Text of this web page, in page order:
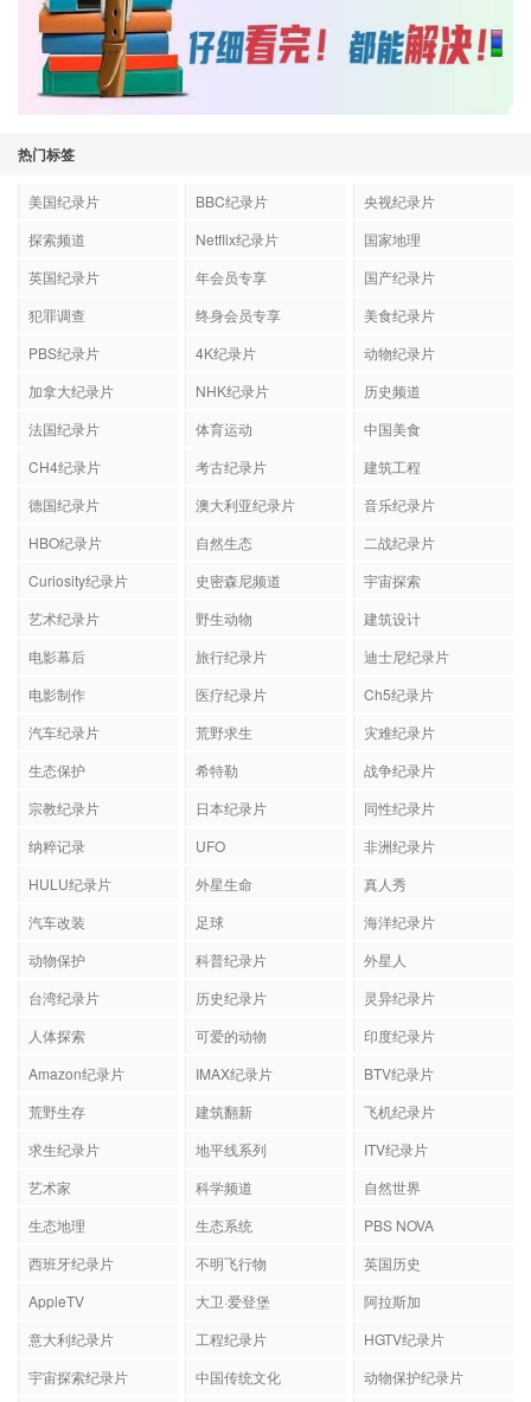
热门标签
美国纪录片 BBC纪录片
央视纪录片
探索频道
Netflix纪录片
国家地理
英国纪录片
年会员专享
国产纪录片
犯罪调查
终身会员专享
美食纪录片
PBS纪录片
4K纪录片
动物纪录片
加拿大纪录片
NHK纪录片
历史频道
法国纪录片
体育运动
中国美食
CH4纪录片
考古纪录片
建筑工程
德国纪录片
澳大利亚纪录片
音乐纪录片
HBO纪录片
自然生态
二战纪录片
Curiosity纪录片
史密森尼频道
宇宙探索
艺术纪录片
野生动物
建筑设计
电影幕后
旅行纪录片
迪士尼纪录片
电影制作
医疗纪录片
Ch5纪录片
汽车纪录片
荒野求生
灾难纪录片
生态保护
希特勒
战争纪录片
宗教纪录片
日本纪录片
同性纪录片
纳粹记录
UFO
非洲纪录片
HULU纪录片
外星生命
真人秀
汽车改装
足球
海洋纪录片
动物保护
科普纪录片
外星人
台湾纪录片
历史纪录片
灵异纪录片
人体探索
可爱的动物
印度纪录片
Amazon纪录片
IMAX纪录片
BTV纪录片
荒野生存
建筑翻新
飞机纪录片
求生纪录片
地平线系列
ITV纪录片
艺术家
科学频道
自然世界
生态地理
生态系统
PBS NOVA
西班牙纪录片
不明飞行物
英国历史
AppleTV
大卫·爱登堡
阿拉斯加
意大利纪录片
工程纪录片
HGTV纪录片
宇宙探索纪录片
中国传统文化
动物保护纪录片